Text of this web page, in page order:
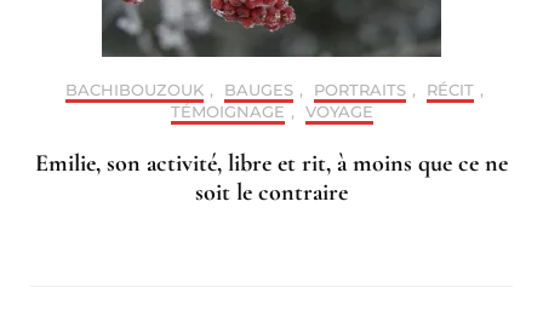
BACHIBOUZOUK , BAUGES , PORTRAITS , RÉCIT ,
TÉMOIGNAGE , VOYAGE
Emilie, son activité, libre et rit, à moins que ce ne
soit le contraire